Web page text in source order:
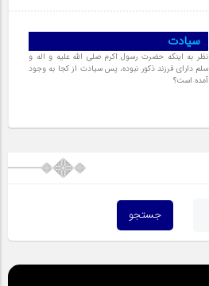
سیادت
نظر به اینکه حضرت رسول اکرم صلی الله علیه و اله و
سلم داراى فرزند ذکور نبوده، پس سیادت از کجا به وجود
آمده است؟